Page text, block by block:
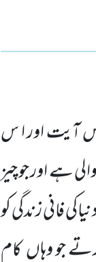
آیت اور ا س
ہے اور جو چیز
فانی زندگی کو
جو وہاں کام